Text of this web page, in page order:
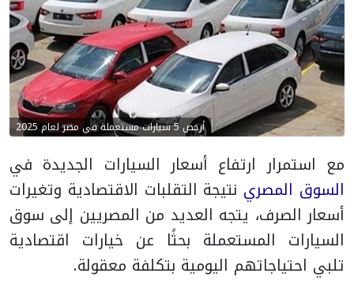
أرخص 5 سيارات مستعملة في مصر لعام 2025
مع استمرار ارتفاع أسعار السيارات الجديدة في
السوق المصري نتيجة التقلبات الاقتصادية وتغيرات
أسعار الصرف، يتجه العديد من المصريين إلى سوق
السيارات المستعملة بحثًا عن خيارات اقتصادية
تلبي احتياجاتهم اليومية بتكلفة معقولة.